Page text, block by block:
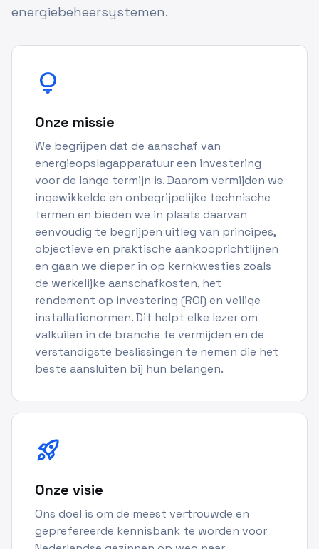
energiebeheersystemen.
lightbulb
Onze missie
We begrijpen dat de aanschaf van
energieopslagapparatuur een investering
voor de lange termijn is. Daarom vermijden we
ingewikkelde en onbegrijpelijke technische
termen en bieden we in plaats daarvan
eenvoudig te begrijpen uitleg van principes,
objectieve en praktische aankooprichtlijnen
en gaan we dieper in op kernkwesties zoals
de werkelijke aanschafkosten, het
rendement op investering (ROI) en veilige
installatienormen. Dit helpt elke lezer om
valkuilen in de branche te vermijden en de
verstandigste beslissingen te nemen die het
beste aansluiten bij hun belangen.
rocket_launch
Onze visie
Ons doel is om de meest vertrouwde en
geprefereerde kennisbank te worden voor